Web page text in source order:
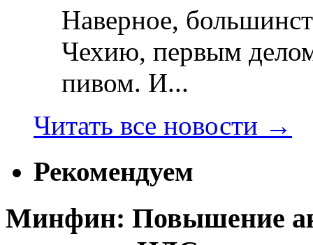
Наверное,
Чехию, первым
пивом. И...
Читать все новости →
Рекомендуем
Минфин: Повышение